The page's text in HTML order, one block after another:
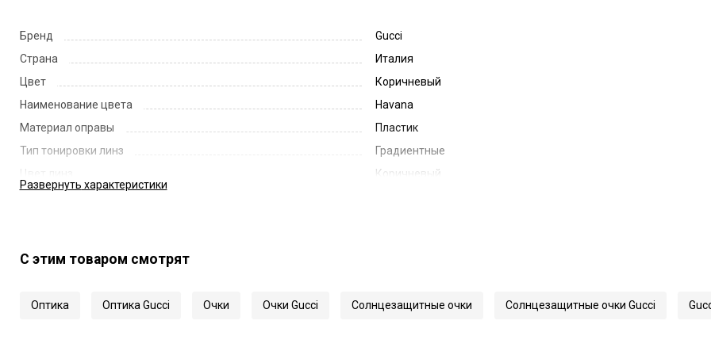
Бренд
Gucci
Страна
Италия
Цвет
Коричневый
Наименование цвета
Havana
Материал оправы
Пластик
Тип тонировки линз
Градиентные
Цвет линз
Коричневый
Длина заушника
Артикул
1552S
Развернуть характеристики
С этим товаром смотрят
Оптика Оптика Gucci Очки Очки Gucci Солнцезащитные очки Солнцезащитные очки Gucci